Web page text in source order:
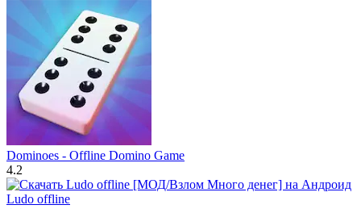
Dominoes - Offline Domino Game
4.2
Ludo offline